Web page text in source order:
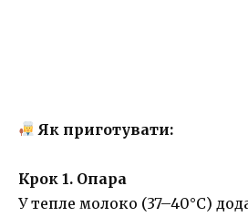
Як приготувати:
Крок 1. Опара
У тепле молоко (37–40°C)